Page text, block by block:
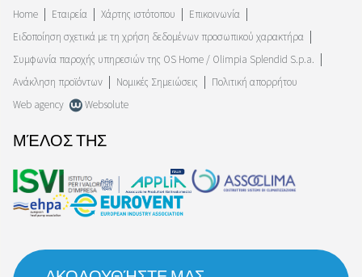
Home
Εταιρεία Χάρτης ιστότοπου
Επικοινωνία
Ειδοποίηση σχετικά με τη χρήση δεδομένων προσωπικού χαρακτήρα
Συμφωνία παροχής υπηρεσιών της OS Home / Olimpia Splendid S.p.a.
Ανάκληση προϊόντων
Νομικές Σημειώσεις
Πολιτική απορρήτου
Web agency
Websolute
ΜΈΛΟΣ ΤΗΣ